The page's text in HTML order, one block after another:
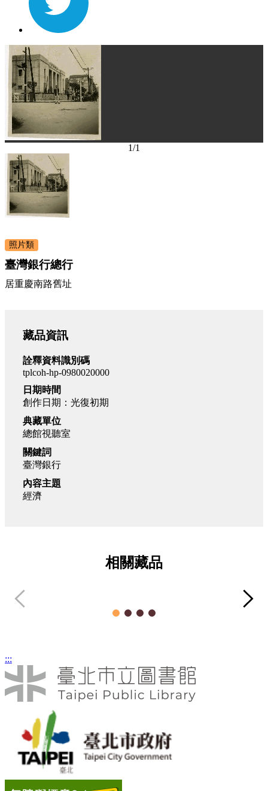
1/1
照片類
臺灣銀行總行
居重慶南路舊址
藏品資訊
詮釋資料識別碼
tplcoh-hp-0980020000
日期時間
創作日期：光復初期
典藏單位
總館視聽室
關鍵詞
臺灣銀行
內容主題
經濟
相關藏品
:::